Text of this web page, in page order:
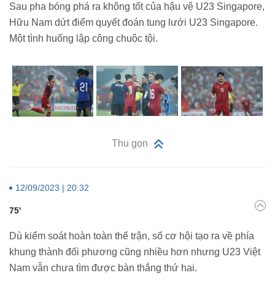
Sau pha bóng phá ra không tốt của hậu vệ U23 Singapore,
Hữu Nam dứt điểm quyết đoán tung lưới U23 Singapore.
Một tình huống lập công chuộc tội.
Thu gọn
12/09/2023 | 20:32
75'
Dù kiểm soát hoàn toàn thế trận, số cơ hội tạo ra về phía
khung thành đối phương cũng nhiều hơn nhưng U23 Việt
Nam vẫn chưa tìm được bàn thắng thứ hai.